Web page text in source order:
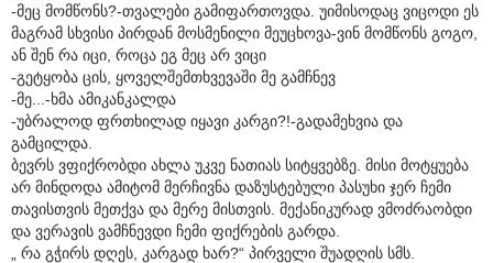
-მეც მომწონს?-თვალები გამიფართოვდა. უიმისოდაც ვიცოდი ეს
მაგრამ სხვისი პირდან მოსმენილი მეუცხოვა-ვინ მომწონს გოგო,
ან შენ რა იცი, როცა ეგ მეც არ ვიცი
-გეტყობა ცის, ყოველშემთხვევაში მე გამჩნევ
-მე...-ხმა ამიკანკალდა
-უბრალოდ ფრთხილად იყავი კარგი?!-გადამეხვია და
გამცილდა.
ბევრს ვფიქრობდი ახლა უკვე ნათიას სიტყვებზე. მისი მოტყუება
არ მინდოდა ამიტომ მერჩივნა დაზუსტებული პასუხი ჯერ ჩემი
თავისთვის მეთქვა და მერე მისთვის. მექანიკურად ვმოძრაობდი
და ვერავის ვამჩნევდი ჩემი ფიქრების გარდა.
„ რა გჭირს დღეს, კარგად ხარ?“ პირველი შუადღის სმს.